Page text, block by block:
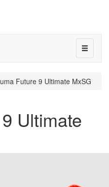
Toggle
Future 9 Ultimate MxSG
Ultimate